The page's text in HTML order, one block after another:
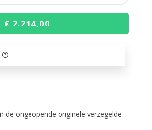
€ 2.214,00
de ongeopende originele verzegelde